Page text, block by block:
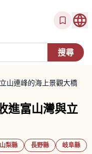
山連峰的海上景觀大橋
進富山灣與立
山梨縣 長野縣
岐阜縣